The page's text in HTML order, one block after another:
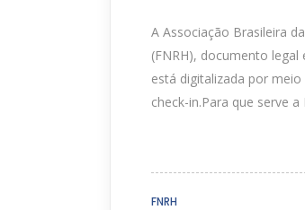
A Associação Brasileira
(FNRH), documento
está digitalizada por
check-in.Para que serve
FNRH